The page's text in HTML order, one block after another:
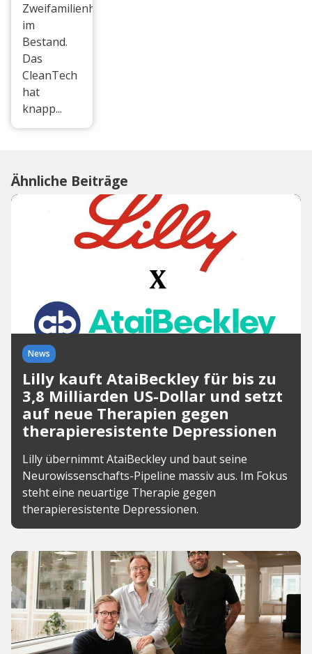
Zweifamilienhäuser
im
Bestand.
Das
CleanTech
hat
knapp...
Ähnliche Beiträge
News
Lilly kauft AtaiBeckley für bis zu
3,8 Milliarden US-Dollar und setzt
auf neue Therapien gegen
therapieresistente Depressionen
Lilly übernimmt AtaiBeckley und baut seine
Neurowissenschafts-Pipeline massiv aus. Im Fokus
steht eine neuartige Therapie gegen
therapieresistente Depressionen.